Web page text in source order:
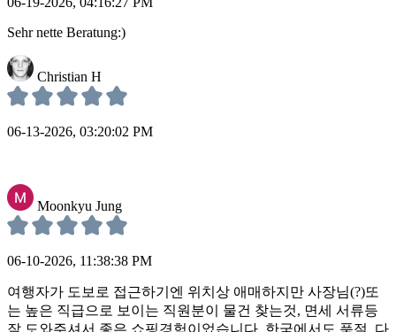
Sehr nette Beratung:)
Christian H
06-13-2026, 03:20:02 PM
Moonkyu Jung
06-10-2026, 11:38:38 PM
여행자가 도보로 접근하기엔 위치상 애매하지만 사장님(?)또
는 높은 직급으로 보이는 직원분이 물건 찾는것, 면세 서류등